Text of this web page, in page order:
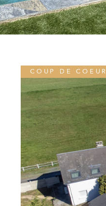
COUP DE COEUR